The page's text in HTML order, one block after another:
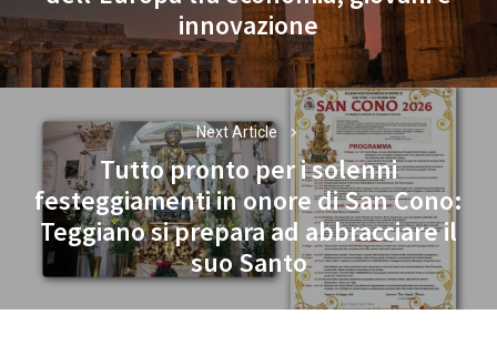
post:
innovazione
Next Article
Next
post:
Tutto pronto per i solenni
festeggiamenti in onore di San Cono:
Teggiano si prepara ad abbracciare il
suo Santo